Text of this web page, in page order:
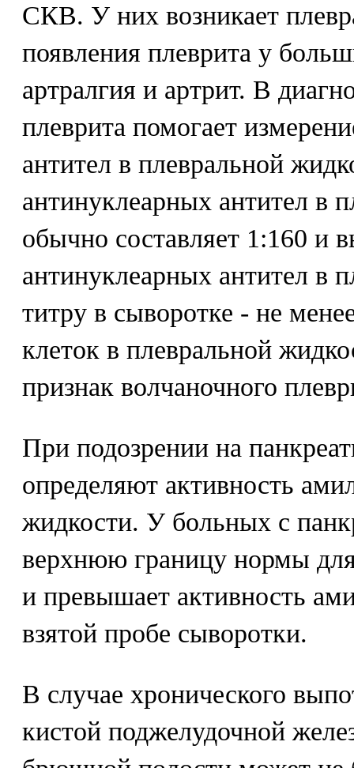
СКВ. У них возникает
появления плеврита у
артралгия и артрит. В
плеврита помогает
антител в плевральной
антинуклеарных антител в
обычно составляет 1:160 и
антинуклеарных антител в
титру в сыворотке - не
клеток в плевральной
признак волчаночного
При подозрении на
определяют активность
жидкости. У больных с
верхнюю границу нормы
и превышает активность
взятой пробе сыворотки.
В случае хронического
кистой поджелудочной